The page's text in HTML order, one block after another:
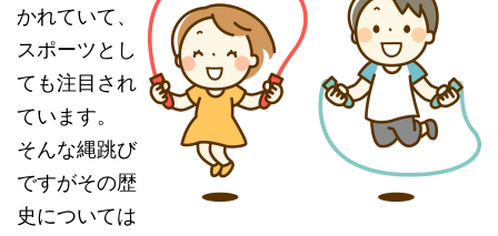
かれていて、
スポーツとし
ても注目され
ています。
そんな縄跳び
ですがその歴
史については